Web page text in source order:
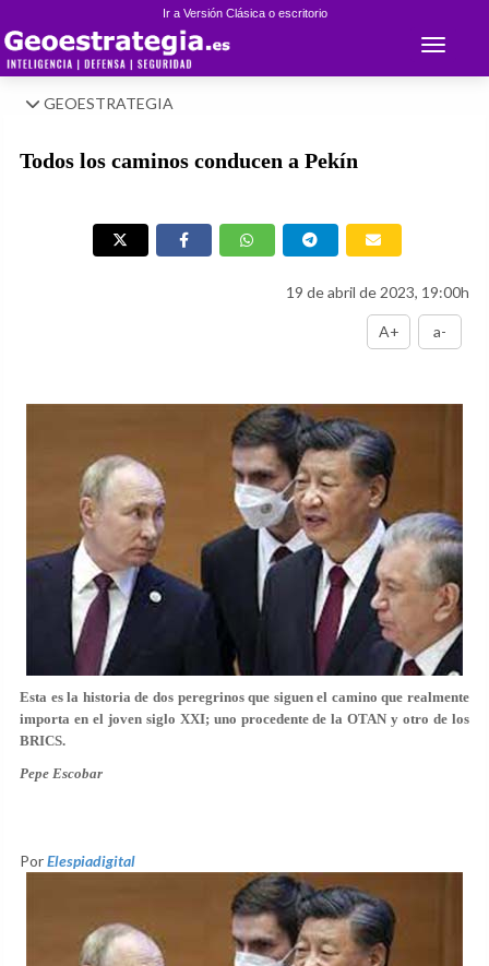
Ir a Versión Clásica o escritorio
Toggle
GEOESTRATEGIA
Todos los caminos conducen a Pekín
19 de abril de 2023, 19:00h
A+ a-
Esta es la historia de dos peregrinos que siguen el camino que realmente
importa en el joven siglo XXI; uno procedente de la OTAN y otro de los
BRICS.
Pepe Escobar
PorElespiadigital